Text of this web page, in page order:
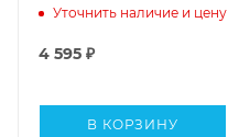
SN/CF, C3 (5л)
Уточнить наличие и цену
4 595 ₽
В КОРЗИНУ